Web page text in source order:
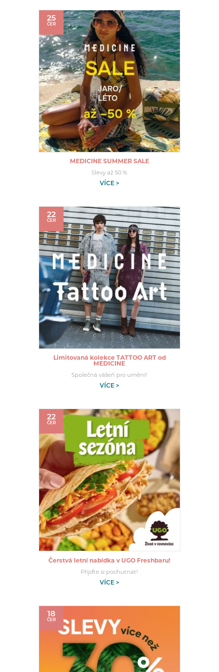
25
ČER
MEDICINE SUMMER SALE
Slevy až 50 %
VÍCE >
22
ČER
Limitovaná kolekce TATTOO ART od
MEDICINE
Společná vášeň pro umění!
VÍCE >
22
ČER
Čerstvá letní nabídka v UGO Freshbaru!
Přijďte si pochutnat!
VÍCE >
18
ČER